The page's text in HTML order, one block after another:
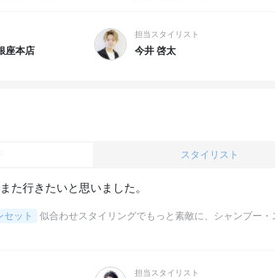
座本店
担当スタイリスト
今井 啓太
スタイリスト
た行きたいと思いました。
セット
似合わせスタイリングでもっと素敵に、シャンプー・
担当スタイリスト